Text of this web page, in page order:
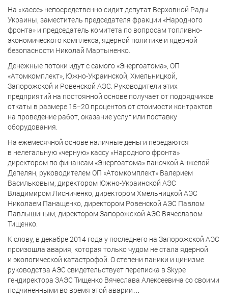
На «кассе» непосредственно сидит депутат Верховной Рады
Украины, заместитель председателя фракции «Народного
фронта» и председатель комитета по вопросам топливно-
экономического комплекса, ядерной политике и ядерной
безопасности Николай Мартыненко.
Денежные потоки идут с самого «Энергоатома», ОП
«Атомкомплект», Южно-Украинской, Хмельницкой,
Запорожской и Ровенской АЭС. Руководители этих
предприятий на постоянной основе получает от подрядчиков
откаты в размере 15−20 процентов от стоимости контрактов
на проведение работ, оказание услуг или поставку
оборудования.
На ежемесячной основе наличные деньги передаются
в нелегальную «черную» кассу «Народного фронта»
директором по финансам «Энергоатома» паночкой Анжелой
Депелян, руководителем ОП «Атомкомплект» Валерием
Васильковым, директором Южно-Украинской АЭС
Владимиром Лисниченко, директором Хмельницкой АЭС
Николаем Панащенко, директором Ровенской АЭС Павлом
Павлышиным, директором Запорожской АЭС Вячеславом
Тищенко.
К слову, в декабре 2014 года у последнего на Запорожской АЭС
произошла авария, которая только чудом не стала ядерной
и экологической катастрофой. О степени паники и цинизме
руководства АЭС свидетельствует переписка в Skype
гендиректора ЗАЭС Тищенко Вячеслава Алексеевича со своими
подчиненными во время этой аварии…